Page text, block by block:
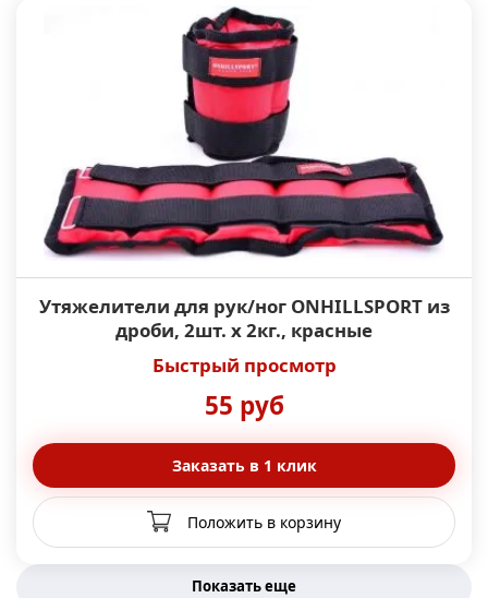
Утяжелители для рук/ног ONHILLSPORT из
дроби, 2шт. x 2кг., красные
Быстрый просмотр
55 руб
Заказать в 1 клик
Положить в корзину
Показать еще